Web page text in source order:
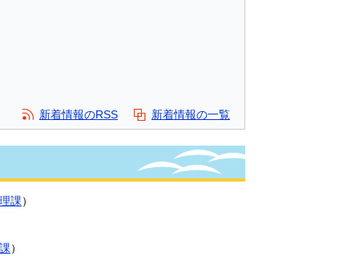
新着情報のRSS 新着情報の一覧
課）
）